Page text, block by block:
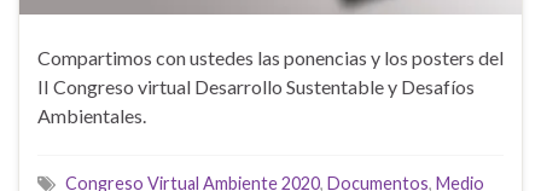
Compartimos con ustedes las ponencias y los posters del
II Congreso virtual Desarrollo Sustentable y Desafíos
Ambientales.
Congreso Virtual Ambiente 2020, Documentos, Medio